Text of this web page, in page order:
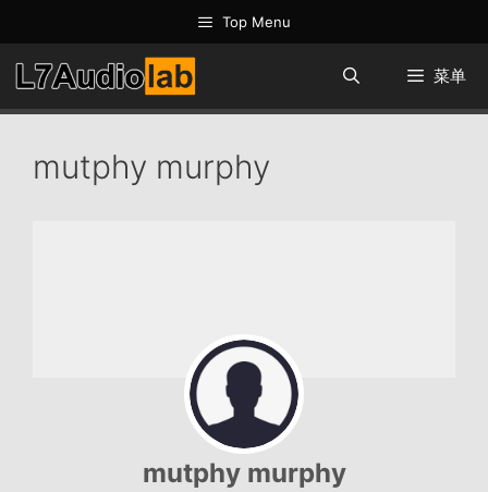
至
内
容
Top Menu
菜单
mutphy murphy
mutphy murphy